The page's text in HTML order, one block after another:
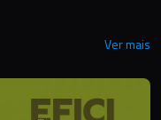
Ver mais